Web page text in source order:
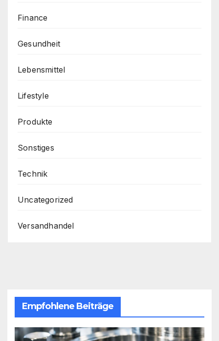
Finance
Gesundheit
Lebensmittel
Lifestyle
Produkte
Sonstiges
Technik
Uncategorized
Versandhandel
Empfohlene Beiträge